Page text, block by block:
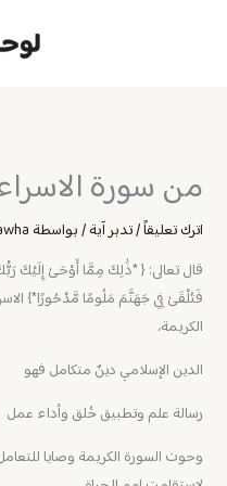
من سورة
اترك تعليقاً/تدبر آية/ بواسطة
قال تعالى: { *ذَٰلِكَ مِمَّا أَوْحَىٰ إِلَيْكَ
الكريمة،
الدين الإسلامي دينٌ متكامل فهو
رسالة علم وتطبيق خُلق وأداء عمل
وحوت السورة الكريمة وصايا